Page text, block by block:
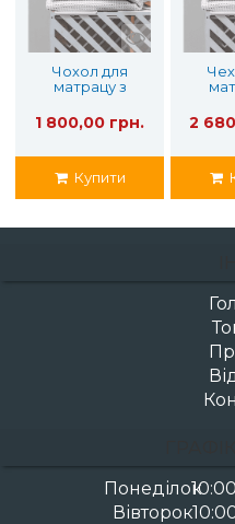
Чохол для
матрацу з
ою мембраною
140х200
1 800,00 грн.
Купити
ою
2
Понеділок
Вівторок